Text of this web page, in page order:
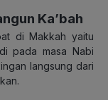
Ka’bah
di Makkah yaitu
pada masa Nabi
langsung dari